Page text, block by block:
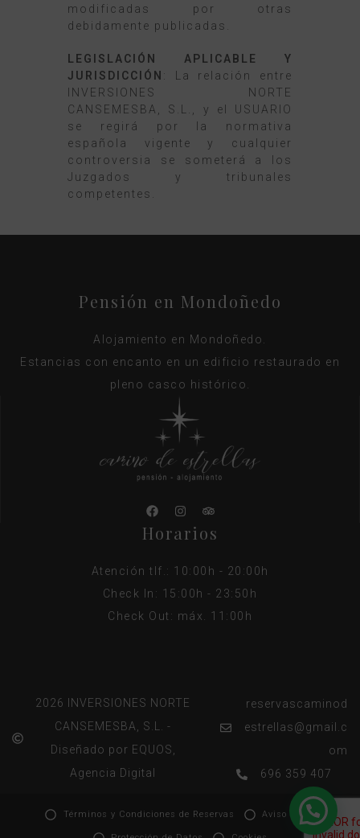
modificadas por otras
debidamente publicadas.
LEGISLACIÓN APLICABLE Y
JURISDICCIÓN : La relación entre
INVERSIONES NORTE
CANSEMESBA, S.L., y el USUARIO
se regirá por la normativa
española vigente y cualquier
controversia se someterá a los
Juzgados y tribunales
competentes.
Pensión en Mondoñedo
Alojamiento en Mondoñedo.
Estancias con encanto en un edificio restaurado en
pleno casco histórico.
Horarios
Atención tlf.: 10:00h - 20:00h
Check In: 15:00h - 23:50h
Check Out: máx. 11:00h
2026 INVERSIONES NORTE
CANSEMESBA, S.L. -
Diseñado por EQUOS,
Agencia Digital
reservascaminod
estrellas@gmail.c
om
696 359 407
Términos y Condiciones de Reservas Aviso Legal